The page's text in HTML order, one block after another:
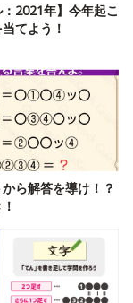
：2021年】今年起こ
てよう！
ら解答を導け！？